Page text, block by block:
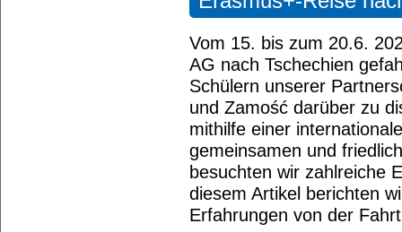
Vom 15. bis zum 20.6.
AG nach Tschechien
Schülern unserer
und Zamość darüber zu
mithilfe einer
gemeinsamen und
besuchten wir zahlreiche
diesem Artikel berichten
Erfahrungen von der